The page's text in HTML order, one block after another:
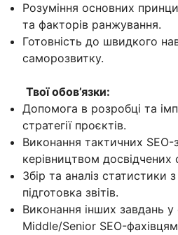
Розуміння основних
та факторів ранжування.
Готовність до швидкого
саморозвитку.
Твої обов’язки:
Допомога в розробці та
стратегії проєктів.
Виконання тактичних SEO-
керівництвом досвідчених
Збір та аналіз статистики
підготовка звітів.
Виконання інших завдань у
Middle/Senior SEO-